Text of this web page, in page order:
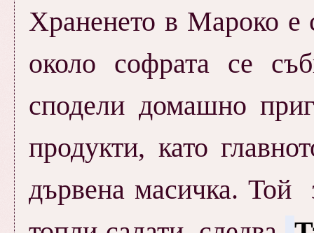
Храненето в Мароко е
около софрата се
сподели домашно
продукти, като
дървена масичка. Той